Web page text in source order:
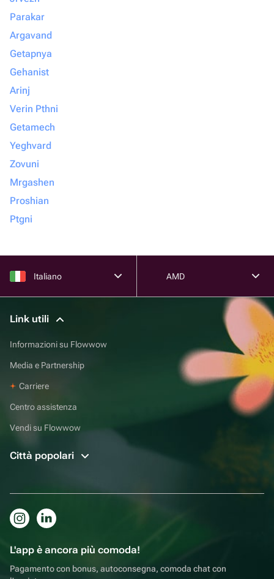
Parakar
Argavand
Getapnya
Gehanist
Arinj
Verin Pthni
Getamech
Yeghvard
Zovuni
Mrgashen
Proshian
Ptgni
Italiano AMD
Link utili
Informazioni su Flowwow
Media e Partnership
Carriere
Centro assistenza
Vendi su Flowwow
Città popolari
L'app è ancora più comoda!
Pagamento con bonus, autoconsegna, comoda chat con